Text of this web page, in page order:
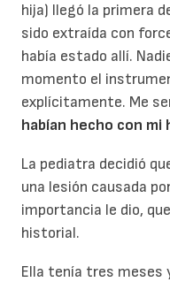
hija) llegó la primera
sido extraída con
había estado allí.
momento el
explícitamente. Me
habían hecho con mi
La pediatra decidió
una lesión causada
importancia le dio,
historial.
Ella tenía tres meses